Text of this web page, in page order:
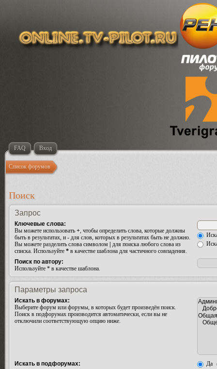
FAQ Вход
Список форумов
Поиск
Запрос
Ключевые слова:
Вы можете использовать +, чтобы определить слова, которые должны
быть в результатах, и - для слов, которых в результатах быть не должно.
Вы можете разделить слова символом
для поиска любого слова из
списка. Используйте * в качестве шаблона для частичного совпадения.
Поиск по автору:
Используйте * в качестве шаблона.
Параметры запроса
Искать в форумах:
Выберите форум или форумы, в которых будет произведён поиск.
Поиск в подфорумах производится автоматически, если вы не
отключили соответствующую опцию ниже.
Искать в подфорумах:
Да